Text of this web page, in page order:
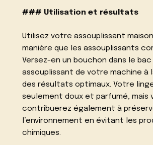
### Utilisation et résultats
Utilisez votre assouplissant
manière que les assouplissants
Versez-en un bouchon dans le bac
assouplissant de votre machine à
des résultats optimaux. Votre
seulement doux et parfumé, mais
contribuerez également à
l’environnement en évitant les
chimiques.